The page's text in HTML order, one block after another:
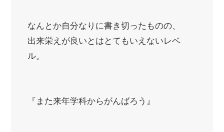
なんとか自分なりに書き切ったものの、
出来栄えが良いとはとてもいえないレベ
ル。
『また来年学科からがんばろう』